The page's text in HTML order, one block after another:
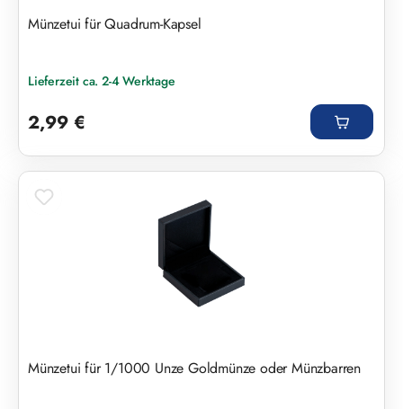
Münzetui für Quadrum-Kapsel
Lieferzeit ca. 2-4 Werktage
2,99 €
Münzetui für 1/1000 Unze Goldmünze oder Münzbarren